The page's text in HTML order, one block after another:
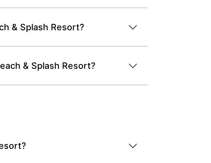
& Splash Resort?
& Splash Resort?